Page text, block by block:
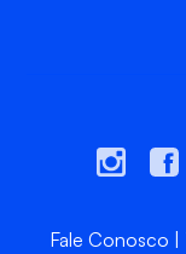
Fale Conosco